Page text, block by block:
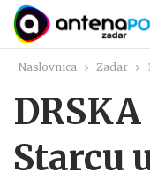
Naslovnica Zadar
Starcu